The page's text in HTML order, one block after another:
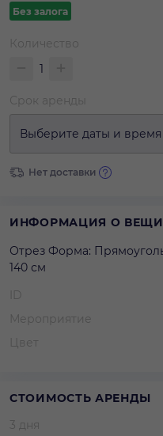
Без залога
Количество
Срок аренды
Выберите даты и время
Нет доставки
ИНФОРМАЦИЯ О ВЕЩИ
Отрез Форма:
140 см
ID
Мероприятие
Цвет
СТОИМОСТЬ АРЕНДЫ
3 дня